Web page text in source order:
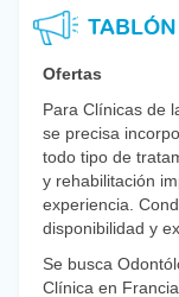
Ofertas
Para Clínicas de
se precisa
todo tipo de
y rehabilitación
experiencia.
disponibilidad y
Se busca
Clínica en Francia.